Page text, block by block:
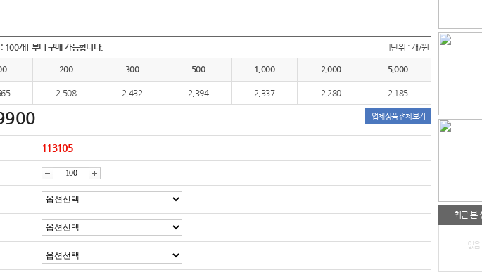
최근 본
없음
: 100개] 부터 구매 가능합니다. [단위 : 개/원]
200 300 500 1,000 2,000 5,000
2,508 2,432 2,394 2,337 2,280 2,185
업체상품 전체보기
113105
감
소
증
가